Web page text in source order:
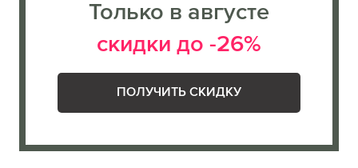
Только в августе
скидки до -26%
ПОЛУЧИТЬ СКИДКУ